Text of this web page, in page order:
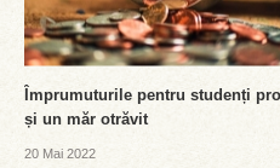
Împrumuturile pentru studenți
și un măr otrăvit
20 Mai 2022